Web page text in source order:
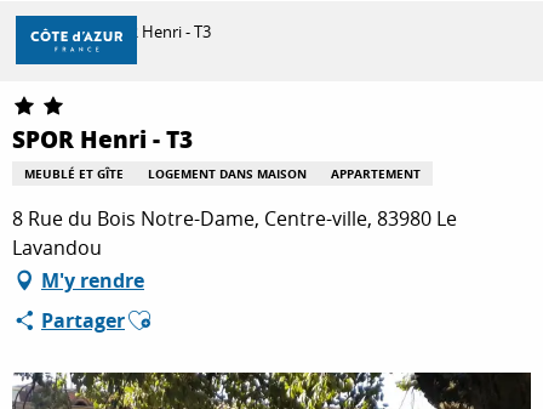
Aller
contenu
principal
DÉCOUVRIR
À FAIRE
SÉJOURNER
Accueil SPOR Henri - T3
SPOR Henri - T3
MEUBLÉ ET GÎTE LOGEMENT DANS MAISON APPARTEMENT
8 Rue du Bois Notre-Dame, Centre-ville, 83980 Le
Lavandou
M'y rendre
PartagerAjouter aux favoris